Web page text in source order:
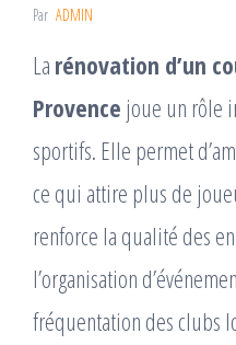
Par ADMIN
La rénovation d’un
Provence joue un rôle
sportifs. Elle permet
ce qui attire plus de
renforce la qualité des
l’organisation
fréquentation des clubs